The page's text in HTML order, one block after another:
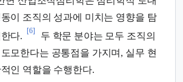
이 조직의 성과에 미치는 영향을 탐
다.
[6]
두 학문 분야는 모두 조직의
모한다는 공통점을 가지며, 실무 현
인 역할을 수행한다.